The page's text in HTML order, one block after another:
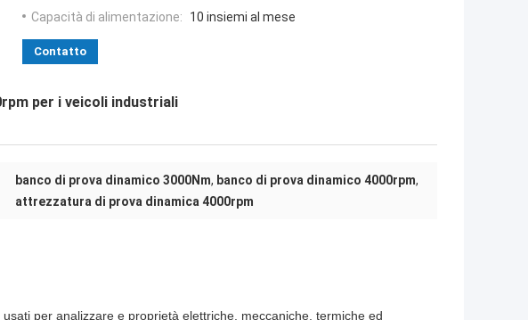
Capacità di alimentazione:
10 insiemi al mese
Contatto
per i veicoli industriali
banco di prova dinamico 3000Nm, banco di prova dinamico 4000rpm,
attrezzatura di prova dinamica 4000rpm
per analizzare e proprietà elettriche, meccaniche, termiche ed